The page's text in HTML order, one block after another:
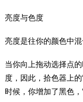
亮度与色度
亮度是往你的颜色中
当你向上拖动选择点
度，因此，拾色器上
时候，你增加了黑色，